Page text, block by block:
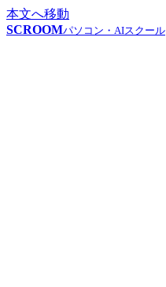
本文へ移動
SCROOMパソコン・AIスクール